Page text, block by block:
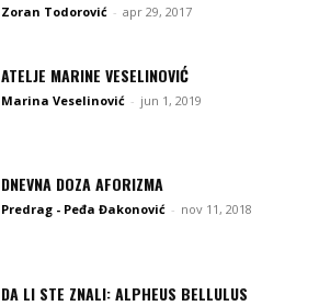
Zoran Todorović - apr 29, 2017
ATELJE MARINE VESELINOVIĆ
Marina Veselinović - jun 1, 2019
DNEVNA DOZA AFORIZMA
Predrag - Peđa Đakonović - nov 11, 2018
DA LI STE ZNALI: ALPHEUS BELLULUS